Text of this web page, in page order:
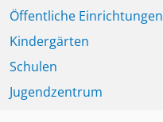
Öffentliche Einrichtungen
Kindergärten
Schulen
Jugendzentrum